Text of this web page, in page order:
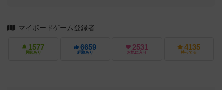
マイボードゲーム登録者
1577
興味あり
6659
経験あり
2531
お気に入り
4135
持ってる